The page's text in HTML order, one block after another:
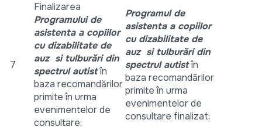
7
Finalizarea
Programului de
asistenta a copiilor
cu dizabilitate de
auz si tulburări din
spectrul autist în
baza recomandărilor
primite în urma
evenimentelor de
consultare;
Programul de
asistenta a copiilor
cu dizabilitate de
auz si tulburări din
spectrul autist în
baza recomandărilor
primite în urma
evenimentelor de
consultare finalizat;